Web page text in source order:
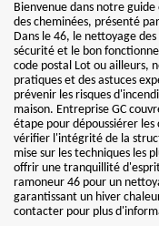
Bienvenue dans notre
des cheminées, présenté
Dans le 46, le nettoyage
sécurité et le bon
code postal Lot ou ailleurs,
pratiques et des astuces
prévenir les risques
maison. Entreprise GC
étape pour dépoussiérer
vérifier l'intégrité de la
mise sur les techniques les
offrir une tranquillité
ramoneur 46 pour un
garantissant un hiver
contacter pour plus